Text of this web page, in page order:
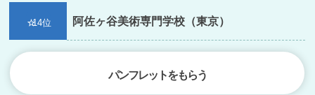
14位 阿佐ヶ谷美術専門学校（東京）
パンフレットをもらう